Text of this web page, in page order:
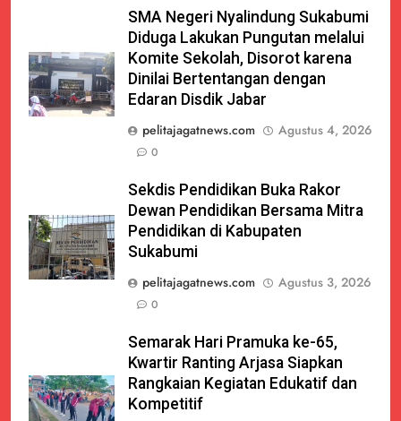
SMA Negeri Nyalindung Sukabumi
Diduga Lakukan Pungutan melalui
Komite Sekolah, Disorot karena
Dinilai Bertentangan dengan
Edaran Disdik Jabar
pelitajagatnews.com
Agustus 4, 2026
0
Sekdis Pendidikan Buka Rakor
Dewan Pendidikan Bersama Mitra
Pendidikan di Kabupaten
Sukabumi
pelitajagatnews.com
Agustus 3, 2026
0
Semarak Hari Pramuka ke-65,
Kwartir Ranting Arjasa Siapkan
Rangkaian Kegiatan Edukatif dan
Kompetitif